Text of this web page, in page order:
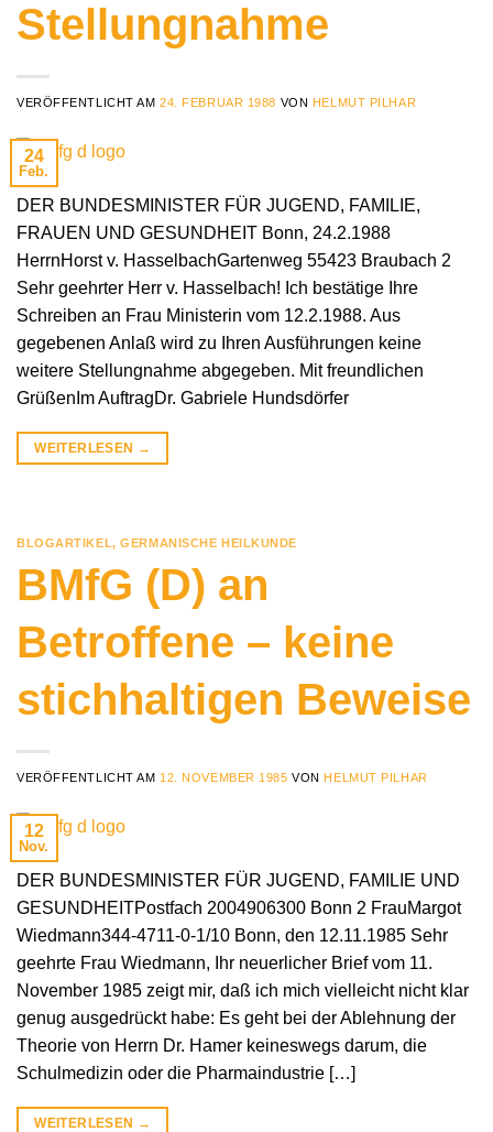
Stellungnahme
VERÖFFENTLICHT AM24. FEBRUAR 1988 VON HELMUT PILHAR
24
Feb.
DER BUNDESMINISTER FÜR JUGEND, FAMILIE,
FRAUEN UND GESUNDHEIT Bonn, 24.2.1988
HerrnHorst v. HasselbachGartenweg 55423 Braubach 2
Sehr geehrter Herr v. Hasselbach! Ich bestätige Ihre
Schreiben an Frau Ministerin vom 12.2.1988. Aus
gegebenen Anlaß wird zu Ihren Ausführungen keine
weitere Stellungnahme abgegeben. Mit freundlichen
GrüßenIm AuftragDr. Gabriele Hundsdörfer
WEITERLESEN →
BLOGARTIKEL,GERMANISCHE HEILKUNDE
BMfG (D) an
Betroffene – keine
stichhaltigen Beweise
VERÖFFENTLICHT AM 12. NOVEMBER 1985 VON HELMUT PILHAR
12
Nov.
DER BUNDESMINISTER FÜR JUGEND, FAMILIE UND
GESUNDHEITPostfach 2004906300 Bonn 2 FrauMargot
Wiedmann344-4711-0-1/10 Bonn, den 12.11.1985 Sehr
geehrte Frau Wiedmann, Ihr neuerlicher Brief vom 11.
November 1985 zeigt mir, daß ich mich vielleicht nicht klar
genug ausgedrückt habe: Es geht bei der Ablehnung der
Theorie von Herrn Dr. Hamer keineswegs darum, die
Schulmedizin oder die Pharmaindustrie […]
WEITERLESEN →